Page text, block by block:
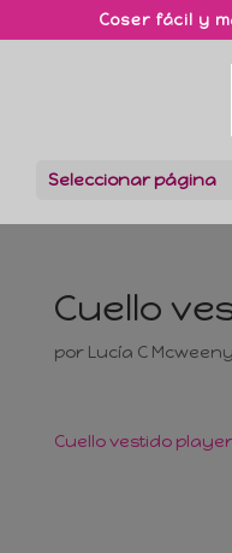
Coser fácil y
Seleccionar página
Cuello
por Lucía C Mcweeny
Cuello vestido